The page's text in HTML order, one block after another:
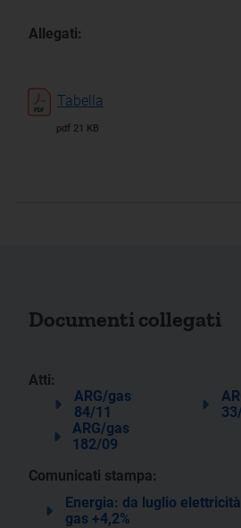
Allegati:
Tabella
pdf 21 KB
Documenti collegati
Atti:
ARG/gas
84/11
ARG/gas
182/09
Comunicati stampa:
Energia: da luglio elettricità
gas +4,2%